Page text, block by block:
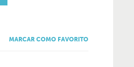
MARCAR COMO FAVORITO